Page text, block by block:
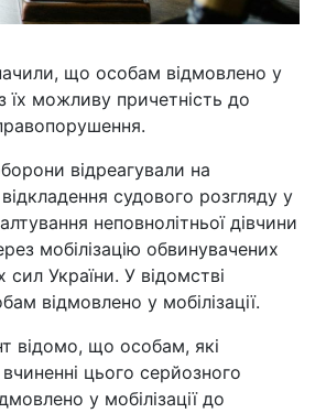
що особам відмовлено у
їх можливу причетність до
відреагували на
судового розгляду у
неповнолітньої дівчини
мобілізацію обвинувачених
України. У відомстві
відмовлено у мобілізації.
відомо, що особам, які
цього серйозного
у мобілізації до